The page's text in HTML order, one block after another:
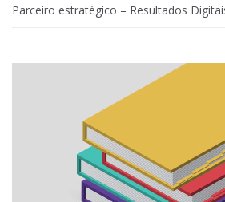
Parceiro estratégico – Resultados